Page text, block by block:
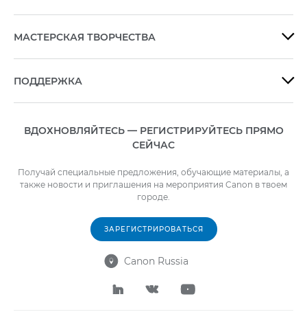
МАСТЕРСКАЯ ТВОРЧЕСТВА 
ПОДДЕРЖКА 
ВДОХНОВЛЯЙТЕСЬ — РЕГИСТРИРУЙТЕСЬ ПРЯМО
СЕЙЧАС
Получай специальные предложения, обучающие материалы, а
также новости и приглашения на мероприятия Canon в твоем
городе.
ЗАРЕГИСТРИРОВАТЬСЯ
 Canon Russia
  